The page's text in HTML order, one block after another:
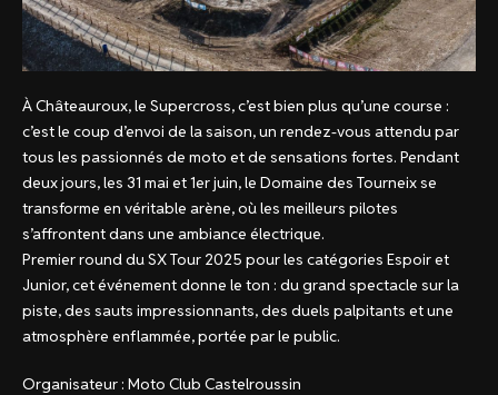
À Châteauroux, le Supercross, c’est bien plus qu’une course :
c’est le coup d’envoi de la saison, un rendez-vous attendu par
tous les passionnés de moto et de sensations fortes. Pendant
deux jours, les 31 mai et 1er juin, le Domaine des Tourneix se
transforme en véritable arène, où les meilleurs pilotes
s’affrontent dans une ambiance électrique.
Premier round du SX Tour 2025 pour les catégories Espoir et
Junior, cet événement donne le ton : du grand spectacle sur la
piste, des sauts impressionnants, des duels palpitants et une
atmosphère enflammée, portée par le public.
Organisateur : Moto Club Castelroussin